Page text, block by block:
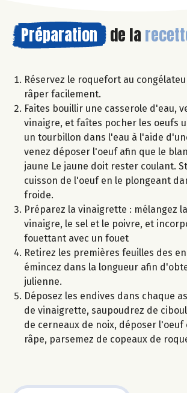
Préparation de la
Réservez le roquefort au
râper facilement.
Faites bouillir une casserole d'eau,
vinaigre, et faîtes pocher les oeufs
un tourbillon dans l'eau à l'aide
venez déposer l'oeuf afin que le
jaune Le jaune doit rester coulant.
cuisson de l'oeuf en le plongeant
froide.
Préparez la vinaigrette : mélangez
vinaigre, le sel et le poivre, et
fouettant avec un fouet
Retirez les premières feuilles des
émincez dans la longueur afin
julienne.
Déposez les endives dans chaque
de vinaigrette, saupoudrez de
de cerneaux de noix, déposer
râpe, parsemez de copeaux de